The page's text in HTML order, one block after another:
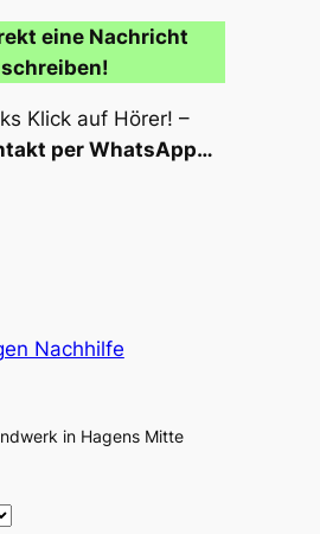
eine Nachricht
schreiben!
Klick auf Hörer! –
per WhatsApp…
Nachhilfe
in Hagens Mitte